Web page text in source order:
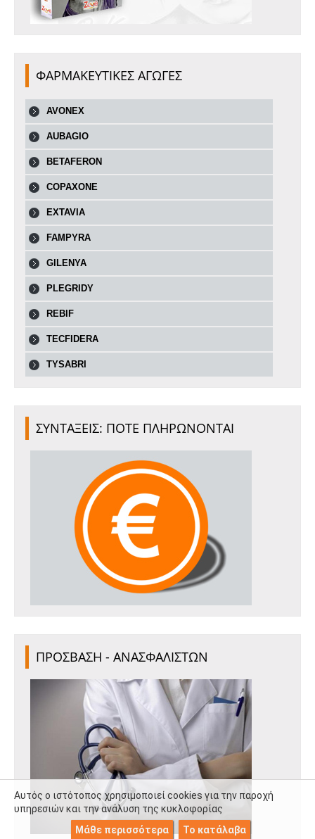
ΦΑΡΜΑΚΕΥΤΙΚΕΣ ΑΓΩΓΕΣ
AVONEX
AUBAGIO
BETAFERON
COPAXONE
EXTAVIA
FAMPYRA
GILENYA
PLEGRIDY
REBIF
TECFIDERA
TYSABRI
ΣΥΝΤΑΞΕΙΣ: ΠΟΤΕ ΠΛΗΡΩΝΟΝΤΑΙ
ΠΡΟΣΒΑΣΗ - ΑΝΑΣΦΑΛΙΣΤΩΝ
Αυτός ο ιστότοπος χρησιμοποιεί cookies για την παροχή
υπηρεσιών και την ανάλυση της κυκλοφορίας
Μάθε περισσότερα
Το κατάλαβα